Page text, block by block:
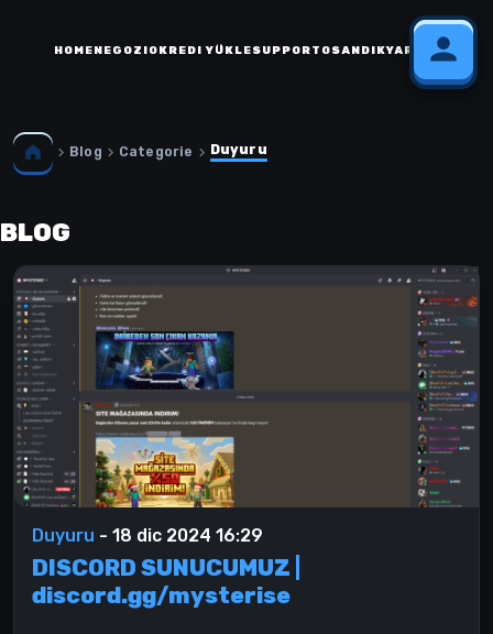
HOMENEGOZIOKREDI YÜKLESUPPORTOSANDIKYARDIM
Blog Categorie Duyuru
BLOG
Duyuru - 18 dic 2024 16:29
DISCORD SUNUCUMUZ |
discord.gg/mysterise